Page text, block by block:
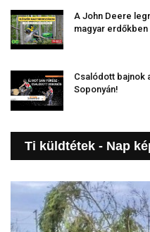
A John Deere
magyar erdőkben
Csalódott bajnok
Soponyán!
Ti küldtétek - Nap